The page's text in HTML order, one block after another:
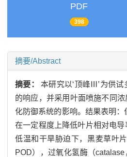
PDF
398
摘要/Abstract
摘要：本研究以‘顶峰Ⅲ’为供试
的响应，并采用叶面喷施不同
化防御系统的影响。结果表明
在一定程度上降低叶片相对电
低温和干旱胁迫下，黑麦草叶
POD），过氧化氢酶（